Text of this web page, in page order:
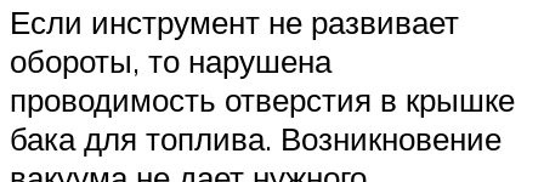
Если инструмент не развивает
обороты, то нарушена
проводимость отверстия в крышке
бака для топлива. Возникновение